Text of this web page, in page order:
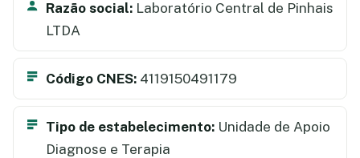
Razão social: Laboratório Central de Pinhais
LTDA
Código CNES: 4119150491179
Tipo de estabelecimento: Unidade de Apoio
Diagnose e Terapia